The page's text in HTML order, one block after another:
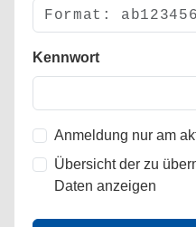
Kennwort
Anmeldung nur am
Übersicht der zu
Daten anzeigen